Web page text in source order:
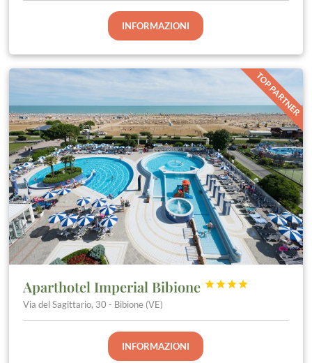
INFORMAZIONI
TOP PARTNER
Aparthotel Imperial Bibione 



Via del Sagittario, 30 - Bibione (VE)
INFORMAZIONI